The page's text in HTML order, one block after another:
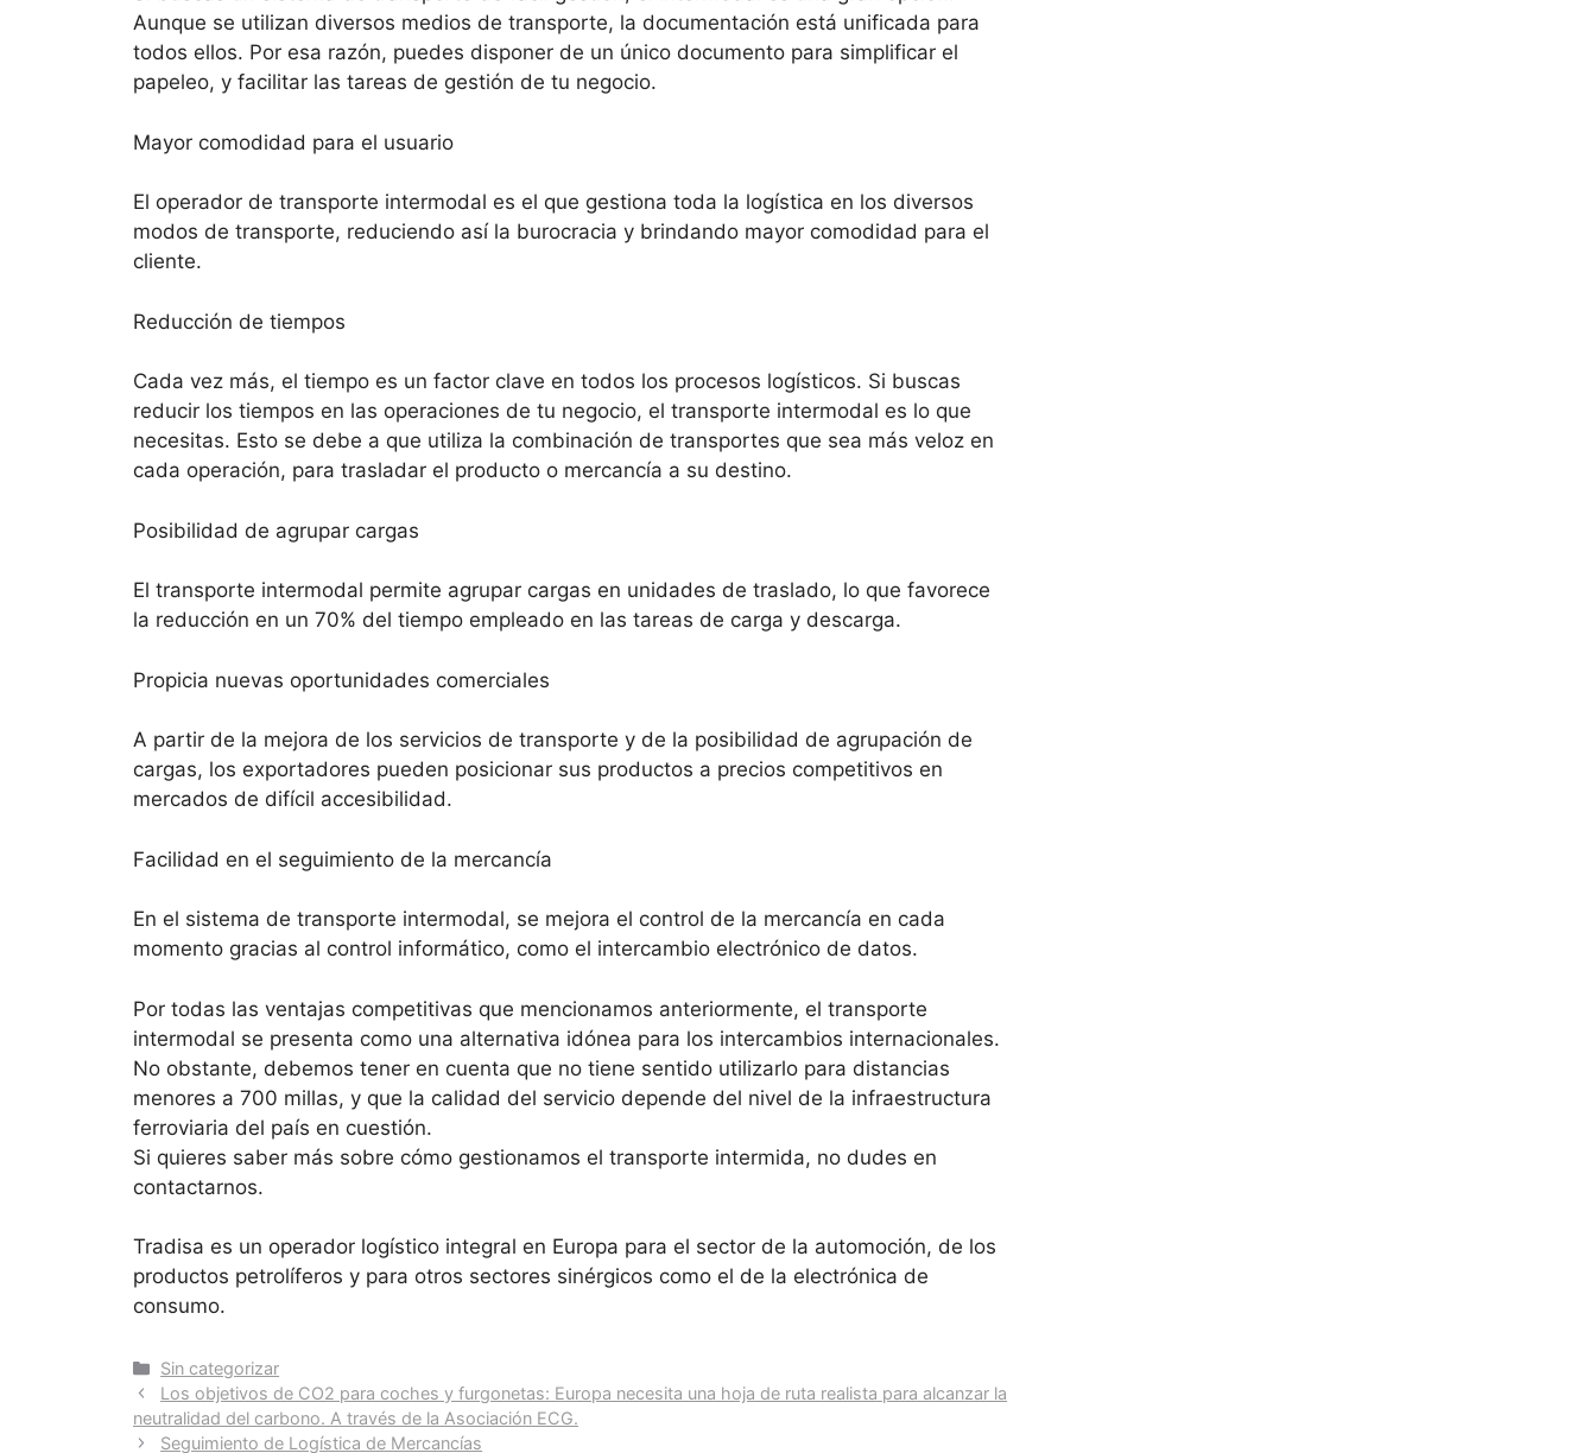
Aunque se utilizan diversos medios de transporte, la documentación está unificada para
todos ellos. Por esa razón, puedes disponer de un único documento para simplificar el
papeleo, y facilitar las tareas de gestión de tu negocio.
Mayor comodidad para el usuario
El operador de transporte intermodal es el que gestiona toda la logística en los diversos
modos de transporte, reduciendo así la burocracia y brindando mayor comodidad para el
cliente.
Reducción de tiempos
Cada vez más, el tiempo es un factor clave en todos los procesos logísticos. Si buscas
reducir los tiempos en las operaciones de tu negocio, el transporte intermodal es lo que
necesitas. Esto se debe a que utiliza la combinación de transportes que sea más veloz en
cada operación, para trasladar el producto o mercancía a su destino.
Posibilidad de agrupar cargas
El transporte intermodal permite agrupar cargas en unidades de traslado, lo que favorece
la reducción en un 70% del tiempo empleado en las tareas de carga y descarga.
Propicia nuevas oportunidades comerciales
A partir de la mejora de los servicios de transporte y de la posibilidad de agrupación de
cargas, los exportadores pueden posicionar sus productos a precios competitivos en
mercados de difícil accesibilidad.
Facilidad en el seguimiento de la mercancía
En el sistema de transporte intermodal, se mejora el control de la mercancía en cada
momento gracias al control informático, como el intercambio electrónico de datos.
Por todas las ventajas competitivas que mencionamos anteriormente, el transporte
intermodal se presenta como una alternativa idónea para los intercambios internacionales.
No obstante, debemos tener en cuenta que no tiene sentido utilizarlo para distancias
menores a 700 millas, y que la calidad del servicio depende del nivel de la infraestructura
ferroviaria del país en cuestión.
Si quieres saber más sobre cómo gestionamos el transporte intermida, no dudes en
contactarnos.
Tradisa es un operador logístico integral en Europa para el sector de la automoción, de los
productos petrolíferos y para otros sectores sinérgicos como el de la electrónica de
consumo.
Sin categorizar
Los objetivos de CO2 para coches y furgonetas: Europa necesita una hoja de ruta realista para alcanzar la
neutralidad del carbono. A través de la Asociación ECG.
Seguimiento de Logística de Mercancías